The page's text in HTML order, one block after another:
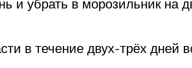
и убрать в морозильник на
в течение двух-трёх дней